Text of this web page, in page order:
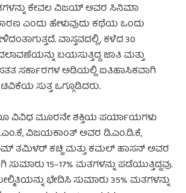
ಕೇವಲ ವಿಜಯ್ ಅವರ ಸಿನಿಮಾ
ಎಂದು ಹೇಳುವುದು ಕಥೆಯ ಒಂದು
ವಾಸ್ತವದಲ್ಲಿ, ಕಳೆದ 30
ಬಯಸುತ್ತಿದ್ದ ಜಾತಿ ಮತ್ತು
ಸರ್ಕಾರಗಳ ಅಡಿಯಲ್ಲಿ ಐತಿಹಾಸಿಕವಾಗಿ
ಸುತ್ತ ಒಗ್ಗೂಡಿದರು.
ವಿವಿಧ ಮೂರನೇ ಶಕ್ತಿಯ ಪರ್ಯಾಯಗಳು
ವಿಜಯಕಾಂತ್ ಅವರ ಡಿ.ಎಂ.ಡಿ.ಕೆ,
ತಮಿಳರ್ ಕಚ್ಚಿ ಮತ್ತು ಕಮಲ್ ಹಾಸನ್ ಅವರ
15–17% ಮತಗಳನ್ನು ಪಡೆಯುತ್ತಿದ್ದವು.
ಭೇದಿಸಿ ಸುಮಾರು 35% ಮತಗಳನ್ನು